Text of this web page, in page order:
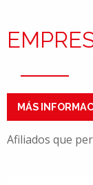
MÁS
Afiliados que